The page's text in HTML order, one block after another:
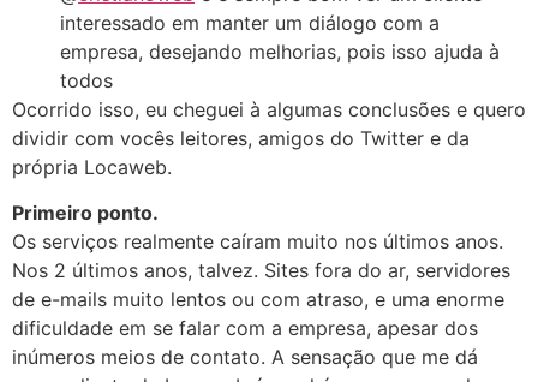
interessado em manter um diálogo com a
empresa, desejando melhorias, pois isso ajuda à
todos
Ocorrido isso, eu cheguei à algumas conclusões e quero
dividir com vocês leitores, amigos do Twitter e da
própria Locaweb.
Primeiro ponto.
Os serviços realmente caíram muito nos últimos anos.
Nos 2 últimos anos, talvez. Sites fora do ar, servidores
de e-mails muito lentos ou com atraso, e uma enorme
dificuldade em se falar com a empresa, apesar dos
inúmeros meios de contato. A sensação que me dá